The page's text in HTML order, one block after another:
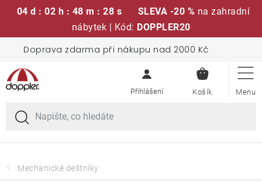
04 d : 02 h : 48 m : 28 s SLEVA -20 % na zahradní
nábytek | Kód: DOPPLER20
obsah
Doprava zdarma při nákupu nad 2000 Kč
KOŠÍK
Sedací soupravy
Slunečníky
Křesla a židle
Mechanické deštníky